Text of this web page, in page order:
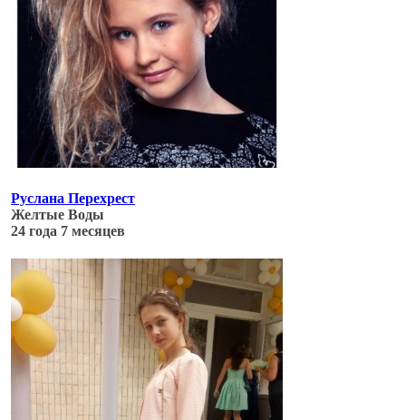
Обновлено: 06.07.17
Руслана Перехрест
Желтые Воды
24 года 7 месяцев